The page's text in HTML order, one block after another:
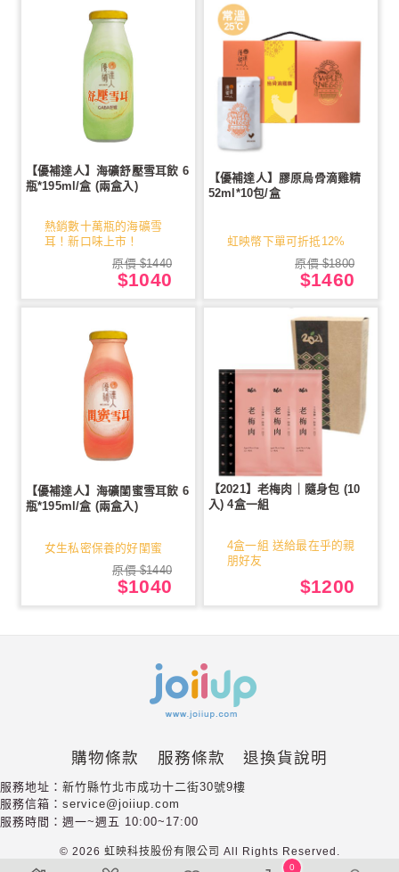
【優補達人】海礦舒壓雪耳飲 6
瓶*195ml/盒 (兩盒入)
熱銷數十萬瓶的海礦雪
耳！新口味上市！
原價 $1440
$1040
【優補達人】膠原烏骨滴雞精
52ml*10包/盒
虹映幣下單可折抵12%
原價 $1800
$1460
【優補達人】海礦閨蜜雪耳飲 6
瓶*195ml/盒 (兩盒入)
女生私密保養的好閨蜜
原價 $1440
$1040
【2021】老梅肉｜隨身包 (10
入) 4盒一組
4盒一組 送給最在乎的親
朋好友
$1200
購物條款 服務條款 退換貨說明
服務地址： 新竹縣竹北市成功十二街30號9樓
服務信箱： service@joiiup.com
服務時間：週一~週五 10:00~17:00
© 2026 虹映科技股份有限公司 All Rights Reserved.
0